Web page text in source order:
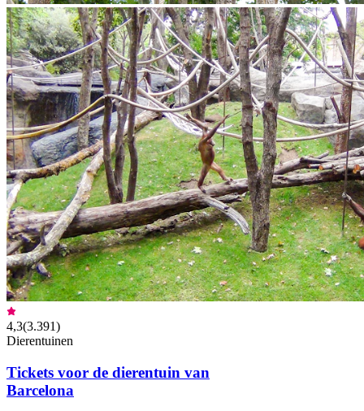
4,3(3.391)
Dierentuinen
Tickets voor de dierentuin van
Barcelona